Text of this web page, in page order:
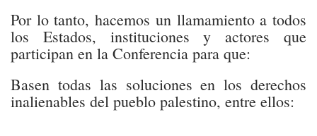
Por lo tanto, hacemos un llamamiento a todos
los Estados, instituciones y actores que
participan en la Conferencia para que:
Basen todas las soluciones en los derechos
inalienables del pueblo palestino, entre ellos: